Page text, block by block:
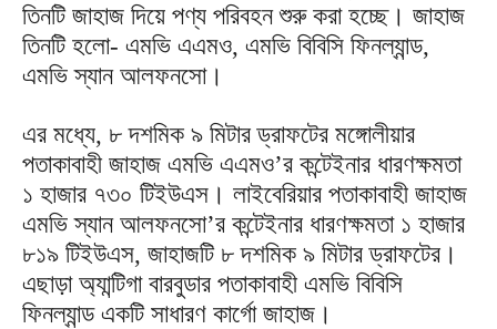
তিনটি জাহাজ দিয়ে পণ্য পরিবহন শুরু করা হচ্ছে। জাহাজ
তিনটি হলো- এমভি এএমও, এমভি বিবিসি ফিনল্যান্ড,
এমভি স্যান আলফনসো।
এর মধ্যে, ৮ দশমিক ৯ মিটার ড্রাফটের মঙ্গোলীয়ার
পতাকাবাহী জাহাজ এমভি এএমও’র কন্টেইনার ধারণক্ষমতা
১ হাজার ৭৩০ টিইউএস। লাইবেরিয়ার পতাকাবাহী জাহাজ
এমভি স্যান আলফনসো’র কন্টেইনার ধারণক্ষমতা ১ হাজার
৮১৯ টিইউএস, জাহাজটি ৮ দশমিক ৯ মিটার ড্রাফটের।
এছাড়া অ্যান্টিগা বারবুডার পতাকাবাহী এমভি বিবিসি
ফিনল্যান্ড একটি সাধারণ কার্গো জাহাজ।